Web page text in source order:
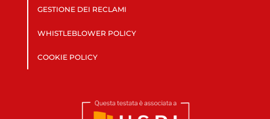
GESTIONE DEI RECLAMI
WHISTLEBLOWER POLICY
COOKIE POLICY